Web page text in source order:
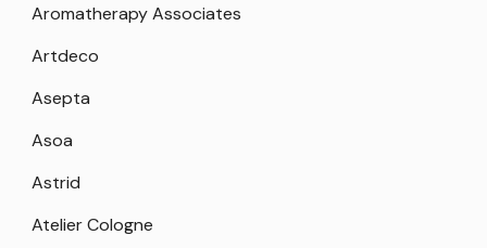
Aromatherapy Associates
Artdeco
Asepta
Asoa
Astrid
Atelier Cologne